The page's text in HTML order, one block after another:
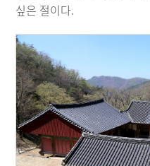
싶은 절이다.